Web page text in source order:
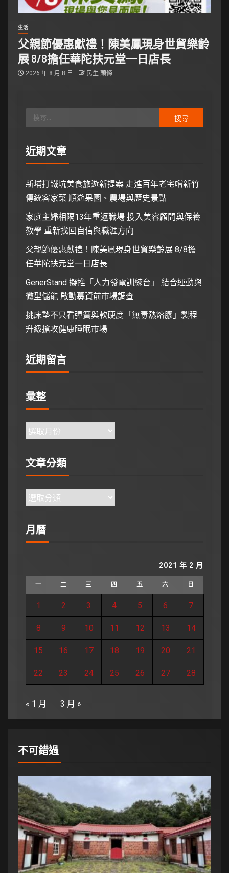
生活
父親節優惠獻禮！陳美鳳現身世貿樂齡
展 8/8擔任華陀扶元堂一日店長
2026 年 8 月 8 日 民生 頭條
近期文章
新埔打鐵坑美食旅遊新提案 走進百年老宅嚐新竹
傳統客家菜 順遊果園、農場與歷史景點
家庭主婦相隔13年重返職場 投入美容顧問與保養
教學 重新找回自信與職涯方向
父親節優惠獻禮！陳美鳳現身世貿樂齡展 8/8擔
任華陀扶元堂一日店長
GenerStand 擬推「人力發電訓練台」 結合運動與
微型儲能 啟動募資前市場調查
挑床墊不只看彈簧與軟硬度「無毒熱熔膠」製程
升級搶攻健康睡眠市場
近期留言
彙整
文章分類
月曆
2021 年 2 月
一 二 三 四 五 六 日
1 2 3 4 5 6 7
8 9 10 11 12 13 14
15 16 17 18 19 20 21
22 23 24 25 26 27 28
« 1 月 3 月 »
不可錯過